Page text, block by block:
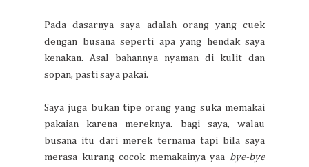
Pada dasarnya saya adalah orang yang cuek
dengan busana seperti apa yang hendak saya
kenakan. Asal bahannya nyaman di kulit dan
sopan, pasti saya pakai.
Saya juga bukan tipe orang yang suka memakai
pakaian karena mereknya. bagi saya, walau
busana itu dari merek ternama tapi bila saya
merasa kurang cocok memakainya yaa bye-bye